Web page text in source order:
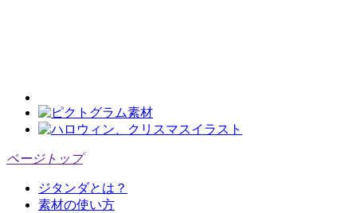
ページトップ
ジタンダとは？
素材の使い方